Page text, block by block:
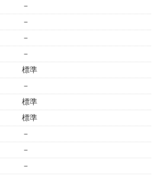
－
－
－
－
標準
－
標準
標準
－
－
－